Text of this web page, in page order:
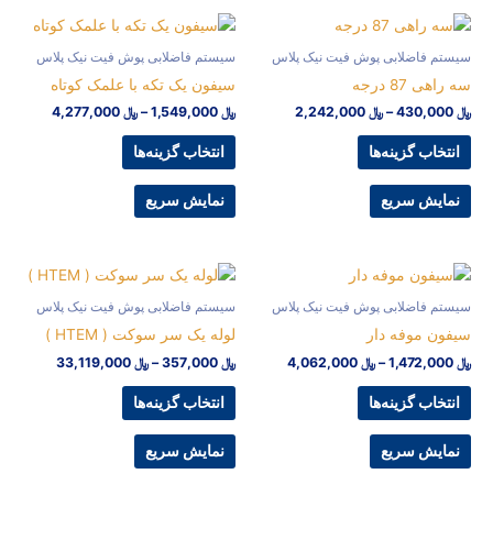
پوش فیت نیک پلاس
– ﷼2,242,000
﷼ 430,000
﷼ 2,242,000
گزینه‌ها
This
product
multiple
variants.
The
options
be
the
product
page
سریع
سیستم فاضلابی پوش فیت نیک پلاس
سیفون یک تکه با علمک کوتاه
﷼ – ﷼4,277,000
Price
﷼ 1,549,000
﷼ 4,277,000
انتخاب گزینه‌ها
This
product
multiple
variants.
The
options
be
on
product
page
نمایش سریع
پوش فیت نیک پلاس
دار
– ﷼4,062,000
﷼ 1,472,000
گزینه‌ها
This
product
multiple
variants.
The
options
be
سریع
سیستم فاضلابی پوش فیت نیک پلاس
لوله یک سر سوکت ( HTEM )
﷼357,000
– ﷼33,119,000
Price
range:
﷼ 357,000
﷼ 33,119,000
انتخاب گزینه‌ها
This
product
multiple
variants.
The
options
be
نمایش سریع